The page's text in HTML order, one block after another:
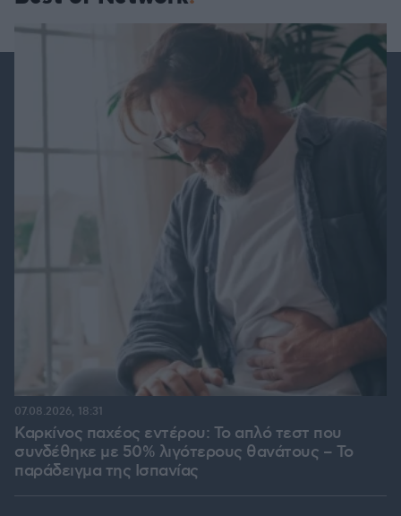
Καρκίνος παχέος εντέρου: Το απλό τεστ που
συνδέθηκε με 50% λιγότερους θανάτους – Το
παράδειγμα της Ισπανίας
07.08.2026, 18:31